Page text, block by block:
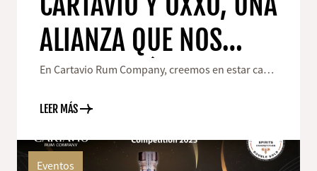
ALIANZA QUE NOS
ACERCA MÁS A
NUESTROS
CONSUMIDORES
En Cartavio Rum Company, creemos en estar cada
nuestro ron.
LEER MÁS
Eventos